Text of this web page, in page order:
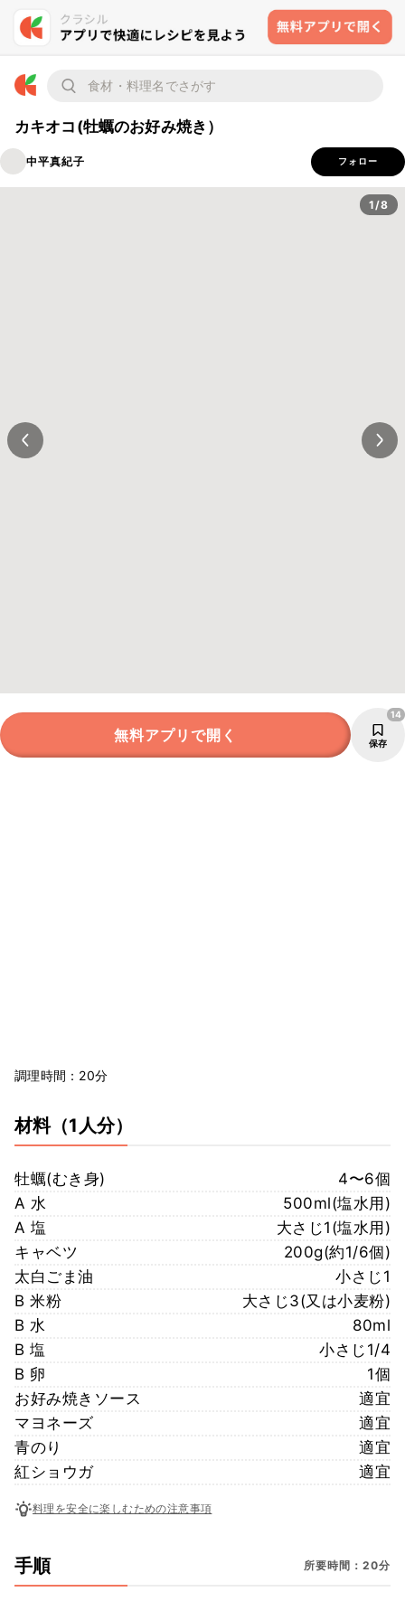
カキオコ(牡蠣のお好み焼き）
中平真紀子 フォロー
1/8
無料アプリで開く 保存
14
調理時間：20分
材料（1人分）
牡蠣(むき身)
4〜6個
A 水
500ml(塩水用)
A 塩
大さじ1(塩水用)
キャベツ
200g(約1/6個)
太白ごま油
小さじ1
B 米粉
大さじ3(又は小麦粉)
B 水
80ml
B 塩
小さじ1/4
B 卵
1個
お好み焼きソース
適宜
マヨネーズ
適宜
青のり
適宜
紅ショウガ
適宜
料理を安全に楽しむための注意事項
手順 所要時間：20分